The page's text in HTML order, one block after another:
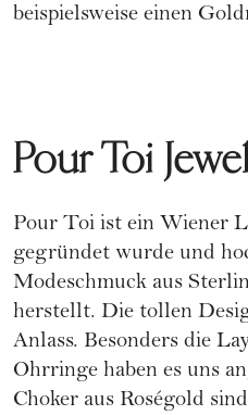
beispielsweise einen
Pour Toi
Pour Toi ist ein Wiener
gegründet wurde und
Modeschmuck aus
herstellt. Die tollen
Anlass. Besonders die
Ohrringe haben es uns
Choker aus Roségold